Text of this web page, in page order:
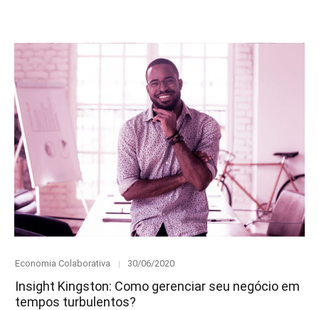
Category
Economia Colaborativa
Posted
30/06/2020
Insight Kingston: Como gerenciar seu negócio em
tempos turbulentos?